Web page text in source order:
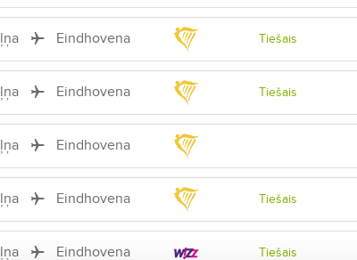
Eindhovena Tiešais
Eindhovena Tiešais
Eindhovena
Eindhovena Tiešais
Eindhovena Tiešais